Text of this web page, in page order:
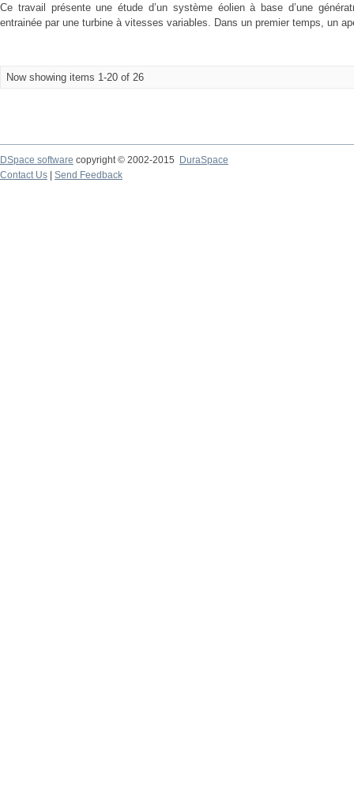
Ce travail présente une étude d’un système éolien à base d’une
entrainée par une turbine à vitesses variables. Dans un premier temps, un
Now showing items 1-20 of 26
DSpace software copyright © 2002-2015
DuraSpace
Contact Us
Send Feedback